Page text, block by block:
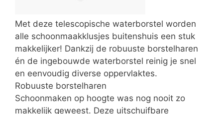
Met deze telescopische waterborstel worden
alle schoonmaakklusjes buitenshuis een stuk
makkelijker! Dankzij de robuuste borstelharen
én de ingebouwde waterborstel reinig je snel
en eenvoudig diverse oppervlaktes.
Robuuste borstelharen
Schoonmaken op hoogte was nog nooit zo
makkelijk geweest. Deze uitschuifbare